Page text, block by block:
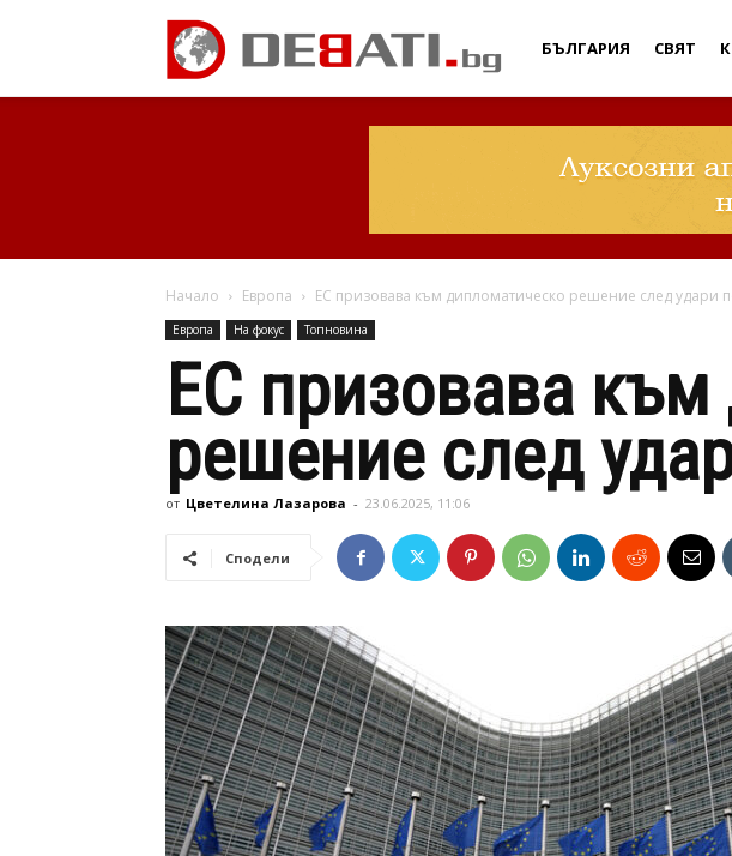
Дебати
БЪЛГАРИЯ СВЯТ
Начало Европа ЕС призовава към дипломатическо решение след удари
Европа На фокус Топновина
ЕС призовава
решение след
от Цветелина Лазарова - 23.06.2025, 11:06
Сподели